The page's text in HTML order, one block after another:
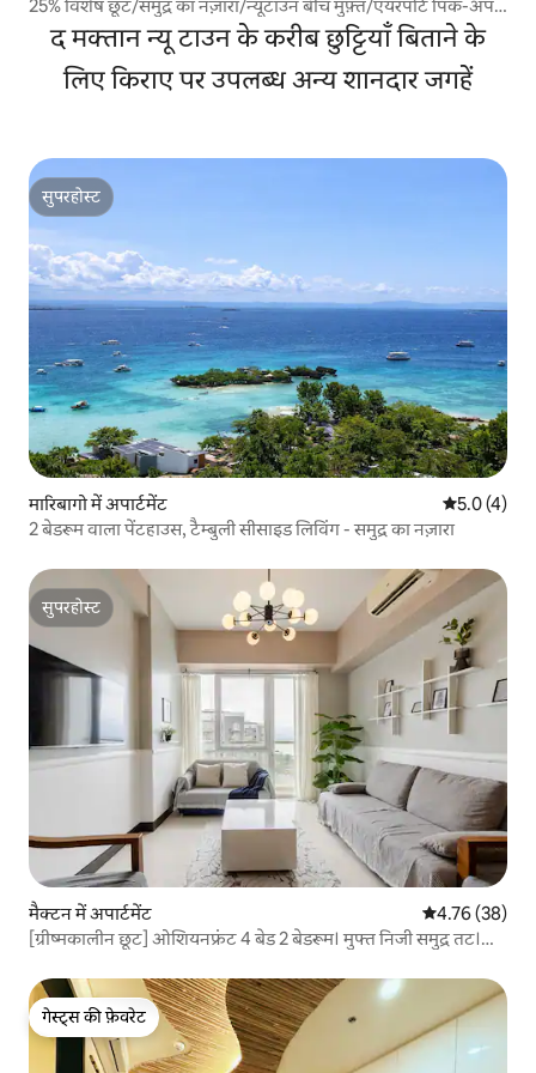
25% विशेष छूट/समुद्र का नज़ारा/न्यूटाउन बीच मुफ़्त/एयरपोर्ट पिक-अप
और ड्रॉप रिज़र्वेशन सेवा/एक महीने रहने की पूछताछ
द मक्तान न्यू टाउन के करीब छुट्टियाँ बिताने के
लिए किराए पर उपलब्ध अन्य शानदार जगहें
सुपरहोस्ट
सुपरहोस्ट
मारिबागो में अपार्टमेंट औसत रेटिंग 5
5.0 (4)
2 बेडरूम वाला पेंटहाउस, टैम्बुली सीसाइड लिविंग - समुद्र का नज़ारा
सुपरहोस्ट
सुपरहोस्ट
मैक्टन में अपार्टमेंट औसत रेटिंग 5 में
4.76 (38)
[ग्रीष्मकालीन छूट] ओशियनफ्रंट 4 बेड 2 बेडरूम। मुफ्त निजी समुद्र तट।
गेस्ट्स की फ़ेवरेट
गेस्ट्स की फ़ेवरेट